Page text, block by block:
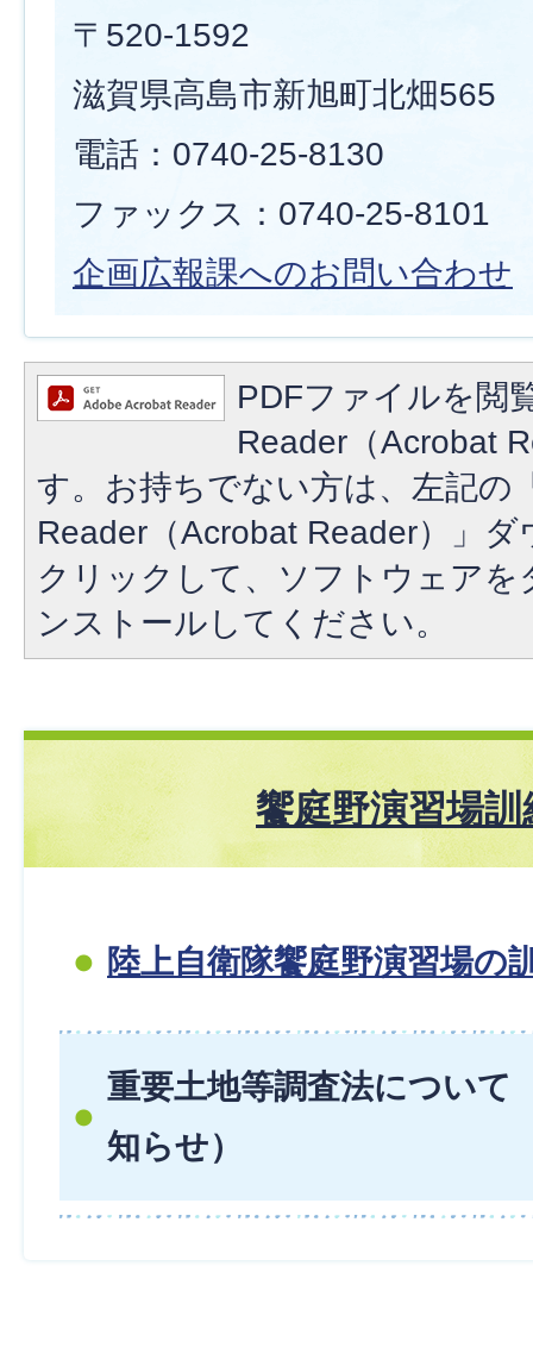
〒520-1592
滋賀県高島市新旭町北畑565
電話：0740-25-8130
ファックス：0740-25-8101
企画広報課へのお問い合わせ
PDFファイルを閲
Reader（Acrobat
す。お持ちでない方は、左記の
Reader（Acrobat Reader）」
クリックして、ソフトウェア
ンストールしてください。
饗庭野演習場訓
陸上自衛隊饗庭野演習場の
重要土地等調査法について
知らせ）